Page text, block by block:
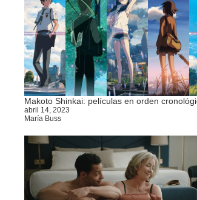
Makoto Shinkai: películas en orden
abril 14, 2023
María Buss